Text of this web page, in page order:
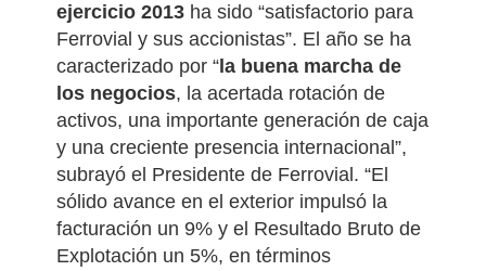
ejercicio 2013 ha sido “satisfactorio para
Ferrovial y sus accionistas”. El año se ha
caracterizado por “ la buena marcha de
los negocios, la acertada rotación de
activos, una importante generación de caja
y una creciente presencia internacional”,
subrayó el Presidente de Ferrovial. “El
sólido avance en el exterior impulsó la
facturación un 9% y el Resultado Bruto de
Explotación un 5%, en términos